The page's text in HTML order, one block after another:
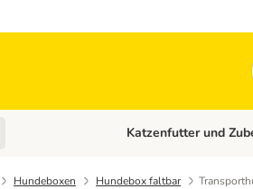
Kategorie-Menü öffnen:
Katzenfutter und
Hundeboxen Hundebox faltbar